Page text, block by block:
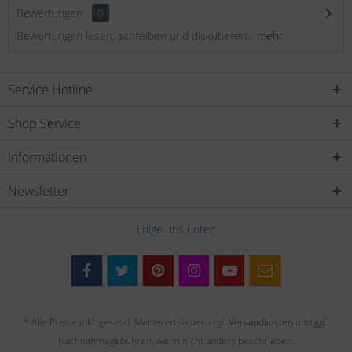
Bewertungen
0
Bewertungen lesen, schreiben und diskutieren... mehr
Service Hotline
Shop Service
Informationen
Newsletter
Folge uns unter:
* Alle Preise inkl. gesetzl. Mehrwertsteuer zzgl. Versandkosten und ggf.
Nachnahmegebühren, wenn nicht anders beschrieben.